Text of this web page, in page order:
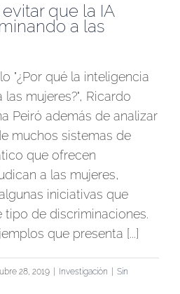
que la IA
a las
"¿Por qué la inteligencia
mujeres?", Ricardo
Peiró además de analizar
muchos sistemas de
que ofrecen
a las mujeres,
iniciativas que
tipo de discriminaciones.
que presenta [...]
28, 2019 Investigación
Sin